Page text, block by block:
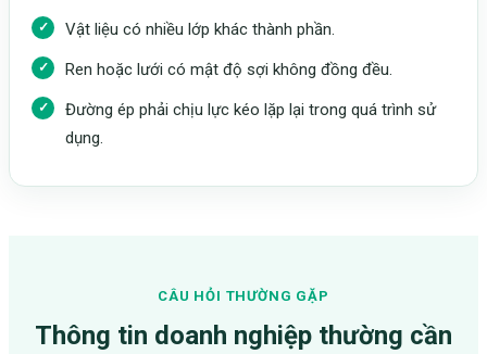
Vật liệu có nhiều lớp khác thành phần.
Ren hoặc lưới có mật độ sợi không đồng đều.
Đường ép phải chịu lực kéo lặp lại trong quá trình sử
dụng.
CÂU HỎI THƯỜNG GẶP
Thông tin doanh nghiệp thường cần